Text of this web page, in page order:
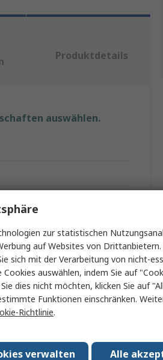
Produktdetails
auswählen.
zur statistischen
auf Websites von
sich mit der Verarbeitung von nicht-
auswählen, indem Sie auf
dies nicht möchten, klicken Sie auf
Funktionen einschränken.
Richtlinie.
Alle
verwalten